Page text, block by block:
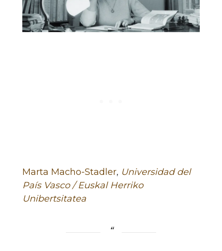
Marta Macho-Stadler, Universidad del
País Vasco / Euskal Herriko
Unibertsitatea